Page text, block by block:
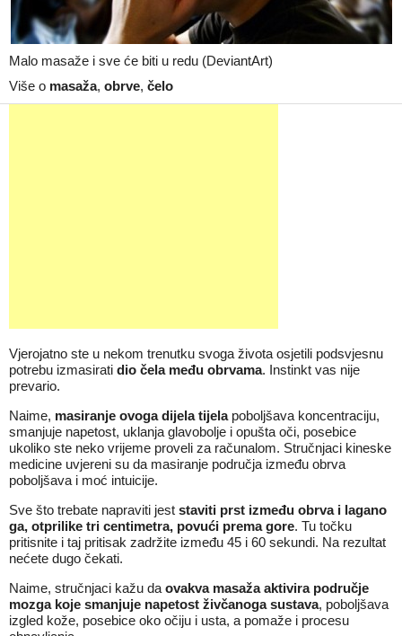
Malo masaže i sve će biti u redu (DeviantArt)
Više o masaža, obrve, čelo
Vjerojatno ste u nekom trenutku svoga života osjetili podsvjesnu
potrebu izmasirati dio čela među obrvama. Instinkt vas nije
prevario.
Naime, masiranje ovoga dijela tijelapoboljšava koncentraciju,
smanjuje napetost, uklanja glavobolje i opušta oči, posebice
ukoliko ste neko vrijeme proveli za računalom. Stručnjaci kineske
medicine uvjereni su da masiranje područja između obrva
poboljšava i moć intuicije.
Sve što trebate napraviti jest staviti prst između obrva i lagano
ga, otprilike tri centimetra, povući prema gore. Tu točku
pritisnite i taj pritisak zadržite između 45 i 60 sekundi. Na rezultat
nećete dugo čekati.
Naime, stručnjaci kažu da ovakva masaža aktivira područje
mozga koje smanjuje napetost živčanoga sustava, poboljšava
izgled kože, posebice oko očiju i usta, a pomaže i procesu